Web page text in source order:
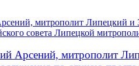
митрополит Липецкий и
совета Липецкой
Арсений, митрополит